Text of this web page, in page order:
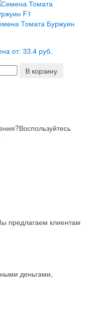
Томата Буржуин
от: 33.4 руб.
В корзину
Воспользуйтесь
предлагаем клиентам
деньгами,